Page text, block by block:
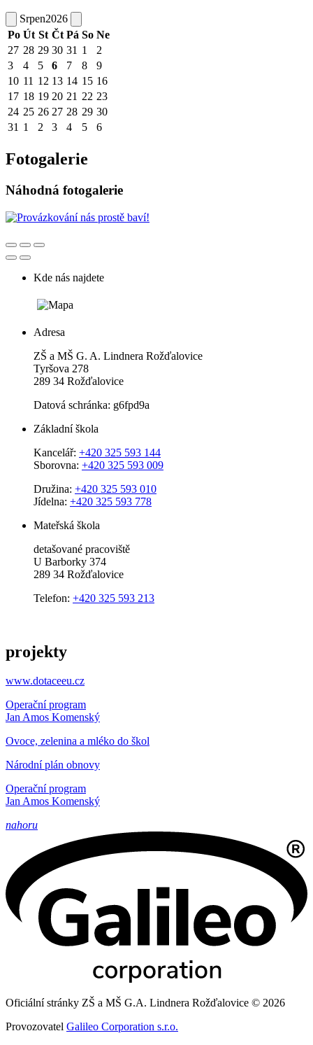
Srpen2026
Po Út St Čt Pá So Ne
27 28 29 30 31 1
2
3
4 5 6 7 8
9
10 11 12 13 14 15 16
17 18 19 20 21 22 23
24 25 26 27 28 29 30
31 1 2 3 4 5 6
Fotogalerie
Náhodná fotogalerie
Kde nás najdete
Adresa
ZŠ a MŠ G. A. Lindnera Rožďalovice
Tyršova 278
289 34 Rožďalovice
Datová schránka: g6fpd9a
Základní škola
Kancelář: +420 325 593 144
Sborovna: +420 325 593 009
Družina: +420 325 593 010
Jídelna: +420 325 593 778
Mateřská škola
detašované pracoviště
U Barborky 374
289 34 Rožďalovice
Telefon: +420 325 593 213
projekty
www.dotaceeu.cz
Operační program
Jan Amos Komenský
Ovoce, zelenina a mléko do škol
Národní plán obnovy
Operační program
Jan Amos Komenský
nahoru
Oficiální stránky ZŠ a MŠ G.A. Lindnera Rožďalovice © 2026
Provozovatel Galileo Corporation s.r.o.